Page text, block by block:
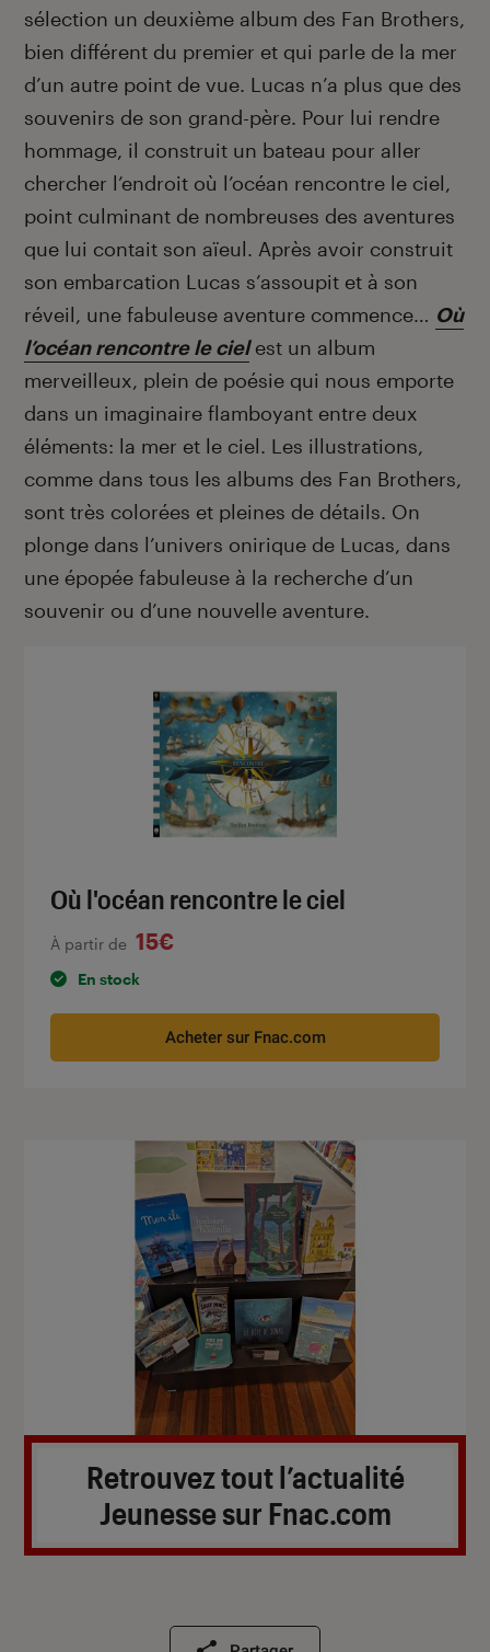
sélection un deuxième album des Fan Brothers,
bien différent du premier et qui parle de la mer
d’un autre point de vue. Lucas n’a plus que des
souvenirs de son grand-père. Pour lui rendre
hommage, il construit un bateau pour aller
chercher l’endroit où l’océan rencontre le ciel,
point culminant de nombreuses des aventures
que lui contait son aïeul. Après avoir construit
son embarcation Lucas s’assoupit et à son
réveil, une fabuleuse aventure commence… Où
l’océan rencontre le cielest un album
merveilleux, plein de poésie qui nous emporte
dans un imaginaire flamboyant entre deux
éléments: la mer et le ciel. Les illustrations,
comme dans tous les albums des Fan Brothers,
sont très colorées et pleines de détails. On
plonge dans l’univers onirique de Lucas, dans
une épopée fabuleuse à la recherche d’un
souvenir ou d’une nouvelle aventure.
Où l'océan rencontre le ciel
À partir de 15€
En stock
Acheter sur Fnac.com
Retrouvez tout l’actualité
Jeunesse sur Fnac.com